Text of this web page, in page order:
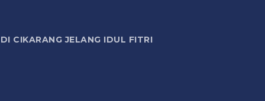
CIKARANG JELANG IDUL FITRI